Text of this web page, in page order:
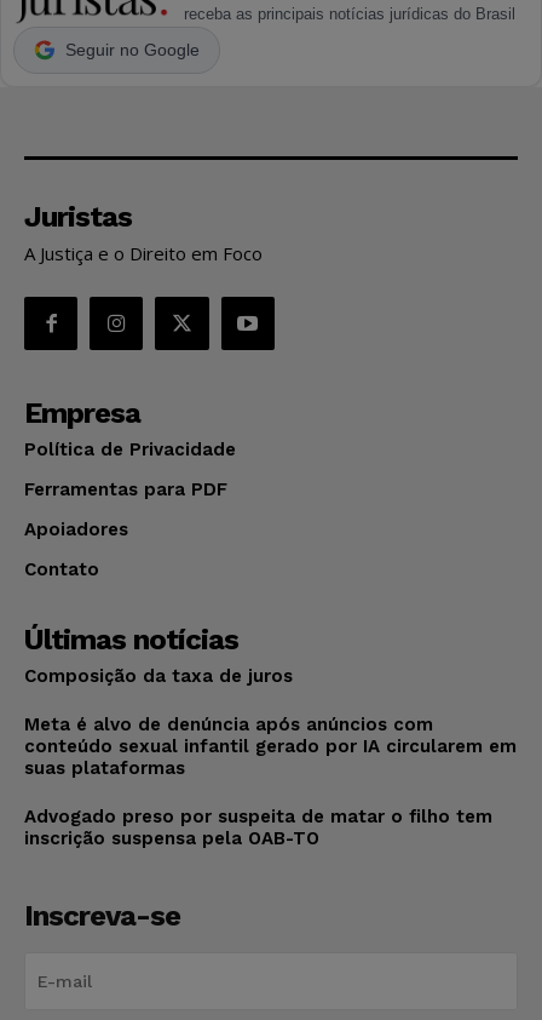
receba as principais notícias jurídicas do Brasil
Seguir no Google
Juristas
A Justiça e o Direito em Foco
Empresa
Política de Privacidade
Ferramentas para PDF
Apoiadores
Contato
Últimas notícias
Composição da taxa de juros
Meta é alvo de denúncia após anúncios com
conteúdo sexual infantil gerado por IA circularem em
suas plataformas
Advogado preso por suspeita de matar o filho tem
inscrição suspensa pela OAB-TO
Inscreva-se